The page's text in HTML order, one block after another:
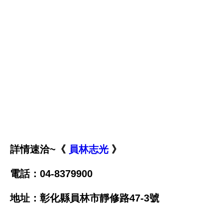
詳情速洽~《 員林志光》
電話：04-8379900
地址：彰化縣員林市靜修路47-3號